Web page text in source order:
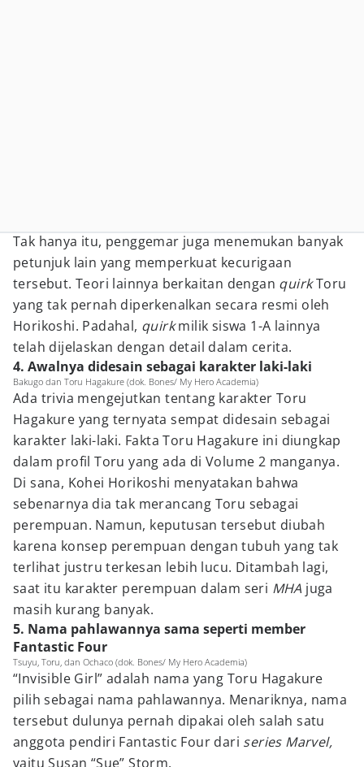
Tak hanya itu, penggemar juga menemukan banyak
petunjuk lain yang memperkuat kecurigaan
tersebut. Teori lainnya berkaitan dengan quirkToru
yang tak pernah diperkenalkan secara resmi oleh
Horikoshi. Padahal, quirkmilik siswa 1-A lainnya
telah dijelaskan dengan detail dalam cerita.
4. Awalnya didesain sebagai karakter laki-laki
Bakugo dan Toru Hagakure (dok. Bones/ My Hero Academia)
Ada trivia mengejutkan tentang karakter Toru
Hagakure yang ternyata sempat didesain sebagai
karakter laki-laki. Fakta Toru Hagakure ini diungkap
dalam profil Toru yang ada di Volume 2 manganya.
Di sana, Kohei Horikoshi menyatakan bahwa
sebenarnya dia tak merancang Toru sebagai
perempuan. Namun, keputusan tersebut diubah
karena konsep perempuan dengan tubuh yang tak
terlihat justru terkesan lebih lucu. Ditambah lagi,
saat itu karakter perempuan dalam seri MHA juga
masih kurang banyak.
5. Nama pahlawannya sama seperti member
Fantastic Four
Tsuyu, Toru, dan Ochaco (dok. Bones/ My Hero Academia)
“Invisible Girl” adalah nama yang Toru Hagakure
pilih sebagai nama pahlawannya. Menariknya, nama
tersebut dulunya pernah dipakai oleh salah satu
anggota pendiri Fantastic Four dari series Marvel,
yaitu Susan “Sue” Storm.